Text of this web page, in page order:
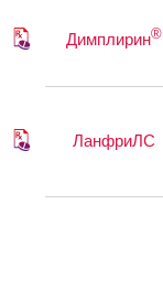
Димплирин®
ЛанфриЛС